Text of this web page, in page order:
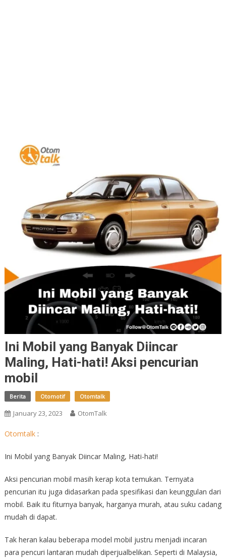
Ini Mobil yang Banyak Diincar
Maling, Hati-hati! Aksi pencurian
mobil
Berita Otomotif Otomtalk
January 23, 2023 OtomTalk
Otomtalk:
Ini Mobil yang Banyak Diincar Maling, Hati-hati!
Aksi pencurian mobil masih kerap kota temukan. Ternyata
pencurian itu juga didasarkan pada spesifikasi dan keunggulan dari
mobil. Baik itu fiturnya banyak, harganya murah, atau suku cadang
mudah di dapat.
Tak heran kalau beberapa model mobil justru menjadi incaran
para pencuri lantaran mudah diperjualbelikan. Seperti di Malaysia,